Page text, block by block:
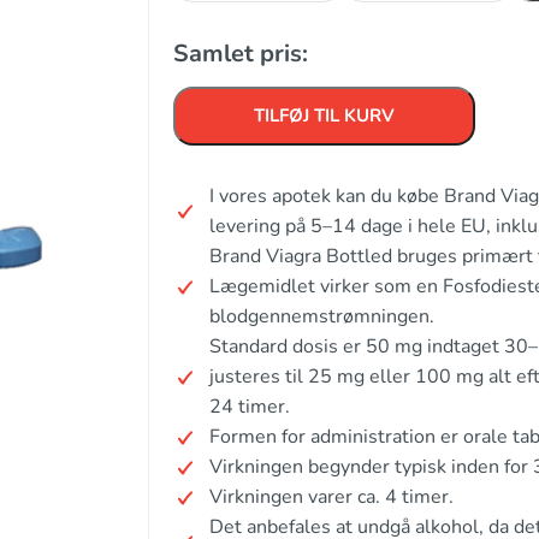
Samlet pris:
TILFØJ TIL KURV
I vores apotek kan du købe Brand
levering på 5–14 dage i hele EU,
Brand Viagra Bottled bruges
Lægemidlet virker som en
blodgennemstrømningen.
Standard dosis er 50 mg indtaget
justeres til 25 mg eller 100 mg alt
24 timer.
Formen for administration er orale
Virkningen begynder typisk inden
Virkningen varer ca. 4 timer.
Det anbefales at undgå alkohol, da